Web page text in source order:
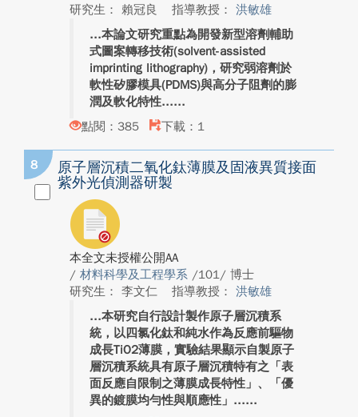
研究生： 賴冠良
指導教授： 洪敏雄
本論文研究重點為開發新型溶劑輔助
式圖案轉移技術(solvent-assisted
imprinting lithography)，研究弱溶劑於
軟性矽膠模具(PDMS)與高分子阻劑的膨
潤及軟化特性...
點閱：385
下載：1
8
原子層沉積二氧化鈦薄膜及固液異質接面
紫外光偵測器研製
本全文未授權公開AA
/ 材料科學及工程學系 /101/ 博士
研究生： 李文仁
指導教授： 洪敏雄
本研究自行設計製作原子層沉積系
統，以四氯化鈦和純水作為反應前驅物
成長TiO2薄膜，實驗結果顯示自製原子
層沉積系統具有原子層沉積特有之「表
面反應自限制之薄膜成長特性」、「優
異的鍍膜均勻性與順應性」...